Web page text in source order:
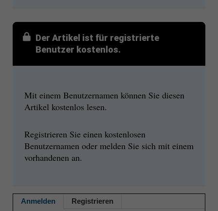
Der Artikel ist für registrierte
Benutzer kostenlos.
Mit einem Benutzernamen können Sie diesen
Artikel kostenlos lesen.
Registrieren Sie einen kostenlosen
Benutzernamen oder melden Sie sich mit einem
vorhandenen an.
Anmelden Registrieren